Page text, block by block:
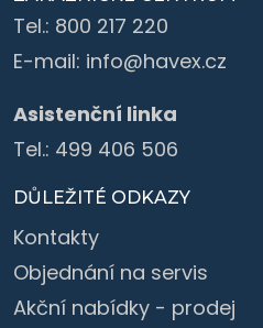
Tel.: 800 217 220
E-mail: info@havex.cz
Asistenční linka
Tel.: 499 406 506
DŮLEŽITÉ ODKAZY
Kontakty
Objednání na servis
Akční nabídky - prodej